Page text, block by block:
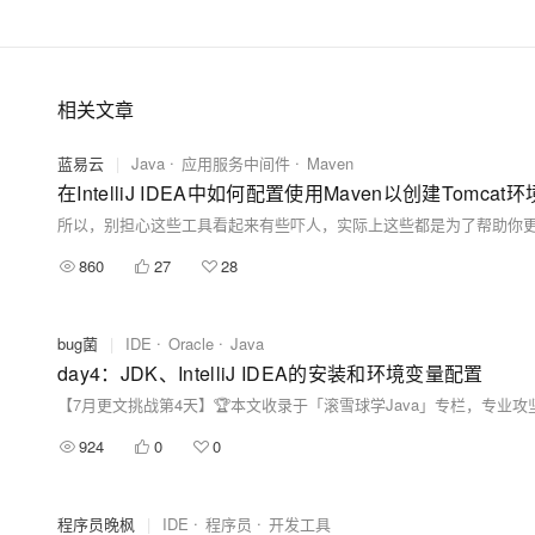
相关文章
蓝易云 | Java 应用服务中间件 Maven
在IntelliJ IDEA中如何配置使用Maven以创建Tomcat环
860 27 28
bug菌 | IDE Oracle Java
day4：JDK、IntelliJ IDEA的安装和环境变量配置
924 0 0
程序员晚枫 | IDE 程序员 开发工具
专有云